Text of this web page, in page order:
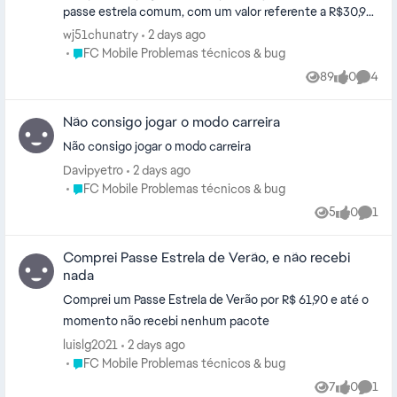
passe estrela comum, com um valor referente a R$30,90
(trinta reais e noventa centavos). Estava tudo certo,
compra confirmada, mas não recebi o passe até hoje.
Gostaria de saber se é um bug ou o pagamento não caiu,
pois não irei ficar sem o passe. Pra quem quiser adicionar,
wj51chunatry
2 days ago
Place FC Mobile Problemas técnicos & bug
FC Mobile Problemas técnicos & bug
89
Views 0
likes 4
Não consigo jogar o modo carreira
Não consigo jogar o modo carreira
Davipyetro
2 days ago
Place FC Mobile Problemas técnicos & bug
FC Mobile Problemas técnicos & bug
5
Views 0
likes 1
Comprei Passe Estrela de Verão, e não recebi
nada
Comprei um Passe Estrela de Verão por R$ 61,90 e até o
momento não recebi nenhum pacote
luislg2021
2 days ago
Place FC Mobile Problemas técnicos & bug
FC Mobile Problemas técnicos & bug
7
0 1